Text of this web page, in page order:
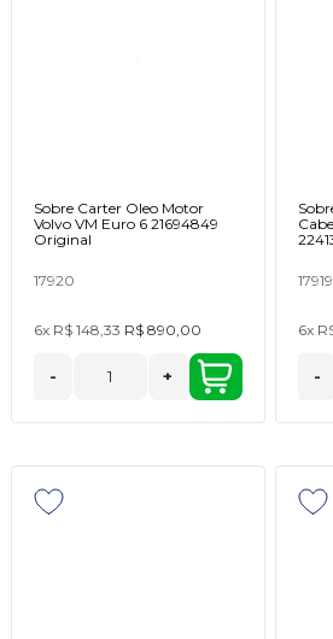
Sobre Carter Oleo Motor
Volvo VM Euro 6 21694849
Original
17920
6x R$ 148,33 R$ 890,00
- +
17919
6x
-